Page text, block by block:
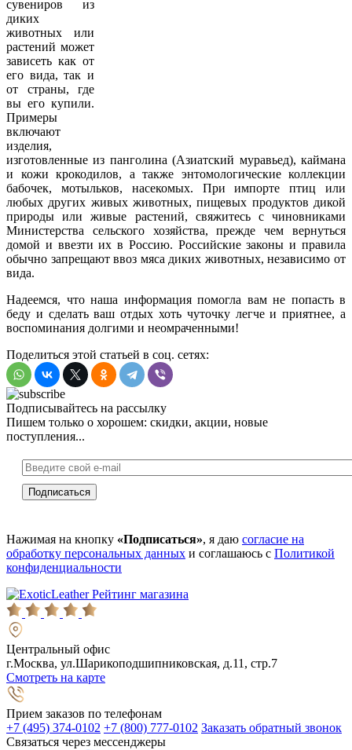
сувениров из
диких
животных или
растений может
зависеть как от
его вида, так и
от страны, где
вы его купили.
Примеры
включают
изделия,
изготовленные из панголина (Азиатский муравьед), каймана
и кожи крокодилов, а также энтомологические коллекции
бабочек, мотыльков, насекомых. При импорте птиц или
любых других живых животных, пищевых продуктов дикой
природы или живые растений, свяжитесь с чиновниками
Министерства сельского хозяйства, прежде чем вернуться
домой и ввезти их в Россию. Российские законы и правила
обычно запрещают ввоз мяса диких животных, независимо от
вида.
Надеемся, что наша информация помогла вам не попасть в
беду и сделать ваш отдых хоть чуточку легче и приятнее, а
воспоминания долгими и неомраченными!
Поделиться этой статьей в соц. сетях:
Подписывайтесь на рассылку
Пишем только о хорошем: скидки, акции, новые
поступления...
Нажимая на кнопку «Подписаться», я даю согласие на
обработку персональных данных и соглашаюсь с Политикой
конфиденциальности
Рейтинг магазина
Центральный офис
г.Москва, ул.Шарикоподшипниковская, д.11, стр.7
Смотреть на карте
Прием заказов по телефонам
+7 (495) 374-0102 +7 (800) 777-0102 Заказать обратный звонок
Связаться через мессенджеры